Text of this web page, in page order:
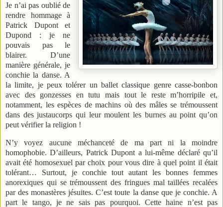
Je n’ai pas oublié de
rendre hommage à
Patrick Dupont et
Dupond : je ne
pouvais pas le
blairer. D’une
manière générale, je
conchie la danse. A
la limite, je peux tolérer un ballet classique genre casse-bonbon
avec des gonzesses en tutu mais tout le reste m’horripile et,
notamment, les espèces de machins où des mâles se trémoussent
dans des justaucorps qui leur moulent les burnes au point qu’on
peut vérifier la religion !
N’y voyez aucune méchanceté de ma part ni la moindre
homophobie. D’ailleurs, Patrick Dupont a lui-même déclaré qu’il
avait été homosexuel par choix pour vous dire à quel point il était
tolérant… Surtout, je conchie tout autant les bonnes femmes
anorexiques qui se trémoussent des fringues mal taillées recalées
par des monastères jésuites. C’est toute la danse que je conchie. A
part le tango, je ne sais pas pourquoi. Cette haine n’est pas